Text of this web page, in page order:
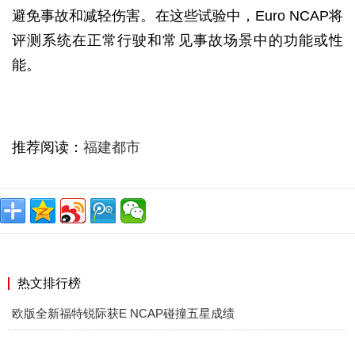
避免事故和减轻伤害。在这些试验中，Euro NCAP将
评测系统在正常行驶和常见事故场景中的功能或性
能。
推荐阅读： 福建都市
热文排行榜
欧版全新福特锐际获E NCAP碰撞五星成绩